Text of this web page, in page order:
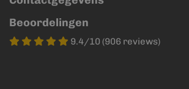
Beoordelingen
9.4/10 (906 reviews)